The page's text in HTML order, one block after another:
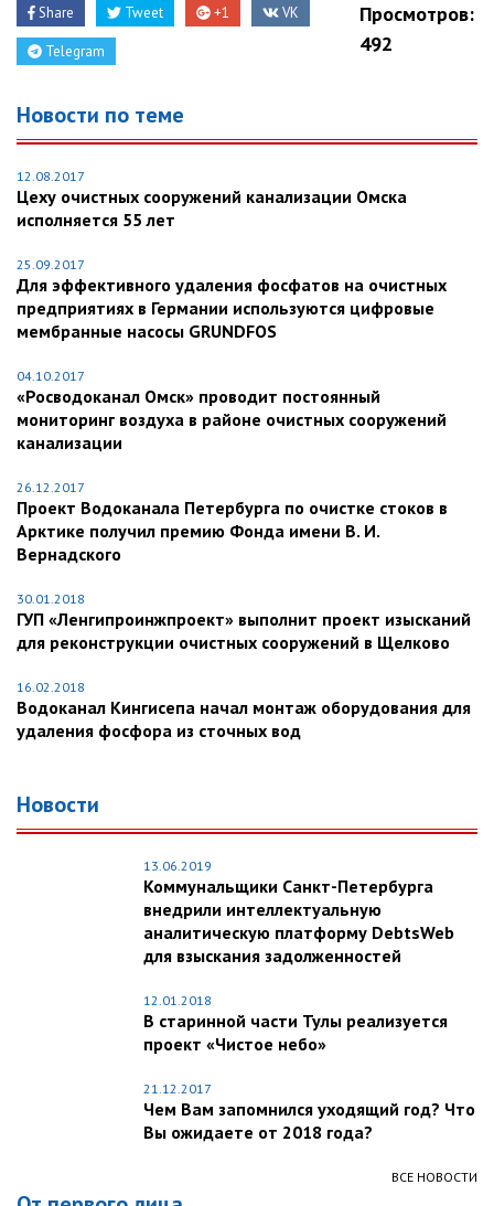
Share Tweet +1 VK
Telegram
Просмотров:
492
Новости по теме
12.08.2017
Цеху очистных сооружений канализации Омска
исполняется 55 лет
25.09.2017
Для эффективного удаления фосфатов на очистных
предприятиях в Германии используются цифровые
мембранные насосы GRUNDFOS
04.10.2017
«Росводоканал Омск» проводит постоянный
мониторинг воздуха в районе очистных сооружений
канализации
26.12.2017
Проект Водоканала Петербурга по очистке стоков в
Арктике получил премию Фонда имени В. И.
Вернадского
30.01.2018
ГУП «Ленгипроинжпроект» выполнит проект изысканий
для реконструкции очистных сооружений в Щелково
16.02.2018
Водоканал Кингисепа начал монтаж оборудования для
удаления фосфора из сточных вод
Новости
13.06.2019
Коммунальщики Санкт-Петербурга
внедрили интеллектуальную
аналитическую платформу DebtsWeb
для взыскания задолженностей
12.01.2018
В старинной части Тулы реализуется
проект «Чистое небо»
21.12.2017
Чем Вам запомнился уходящий год? Что
Вы ожидаете от 2018 года?
ВСЕ НОВОСТИ